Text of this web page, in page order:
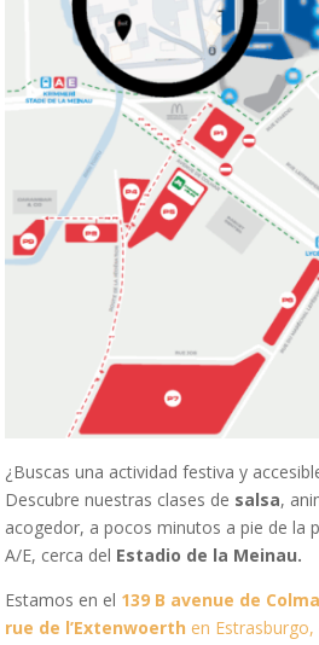
¿Buscas una actividad festiva y
Descubre nuestras clases de salsa,
acogedor, a pocos minutos a pie de la
A/E, cerca del Estadio de la Meinau.
Estamos en el 139 B avenue de
rue de l’Extenwoerth en Estrasburgo,